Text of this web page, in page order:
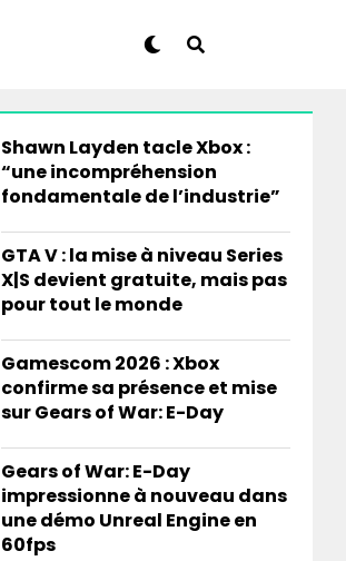
Shawn Layden tacle Xbox :
“une incompréhension
fondamentale de l’industrie”
GTA V : la mise à niveau Series
X|S devient gratuite, mais pas
pour tout le monde
Gamescom 2026 : Xbox
confirme sa présence et mise
sur Gears of War: E-Day
Gears of War: E-Day
impressionne à nouveau dans
une démo Unreal Engine en
60fps